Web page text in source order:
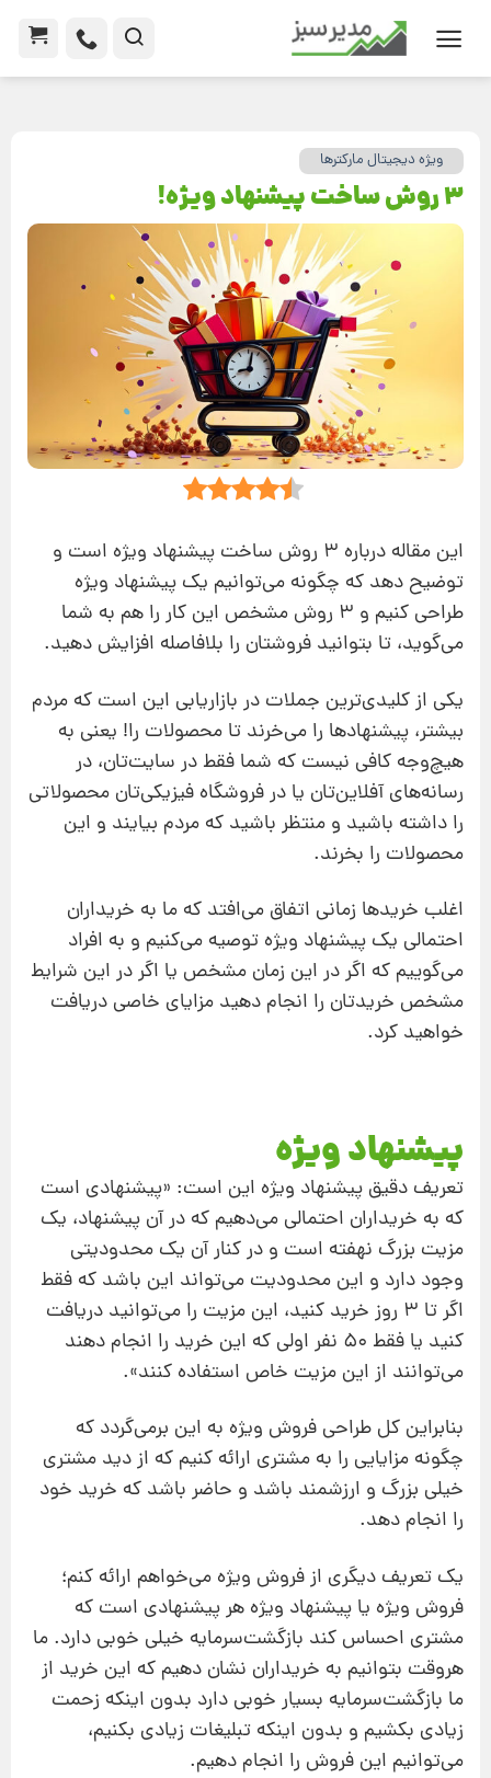
ویژه دیجیتال مارکترها
3 روش ساخت پیشنهاد ویژه!
این مقاله درباره 3 روش ساخت پیشنهاد ویژه است و
توضیح دهد که چگونه می‌توانیم یک پیشنهاد ویژه
طراحی کنیم و 3 روش مشخص این کار را هم به شما
می‌گوید، تا بتوانید فروشتان را بلافاصله افزایش دهید.
یکی از کلیدی‌ترین جملات در بازاریابی این است که مردم
بیشتر، پیشنهادها را می‌خرند تا محصولات را! یعنی به
هیچ‌وجه کافی نیست که شما فقط در سایت‌تان، در
رسانه‌های آفلاین‌تان یا در فروشگاه فیزیکی‌تان محصولاتی
را داشته باشید و منتظر باشید که مردم بیایند و این
محصولات را بخرند.
اغلب خریدها زمانی اتفاق می‌افتد که ما به خریداران
احتمالی یک پیشنهاد ویژه توصیه می‌کنیم و به افراد
می‌گوییم که اگر در این زمان مشخص یا اگر در این شرایط
مشخص خریدتان را انجام دهید مزایای خاصی دریافت
خواهید کرد.
پیشنهاد ویژه
تعریف دقیق پیشنهاد ویژه این است: «پیشنهادی است
که به خریداران احتمالی می‌دهیم که در آن پیشنهاد، یک
مزیت بزرگ نهفته است و در کنار آن یک محدودیتی
وجود دارد و این محدودیت می‌‌تواند این باشد که فقط
اگر تا 3 روز خرید کنید، این مزیت را می‌توانید دریافت
کنید یا فقط 50 نفر اولی که این خرید را انجام دهند
می‌توانند از این مزیت خاص استفاده کنند».
بنابراین کل طراحی فروش ‌ویژه به این برمی‌گردد که
چگونه مزایایی را به مشتری ارائه کنیم که از دید مشتری
خیلی بزرگ و ارزشمند باشد و حاضر باشد که خرید خود
را انجام دهد.
یک تعریف دیگری از فروش‌ ویژه می‌خواهم ارائه کنم؛
فروش ویژه یا پیشنهاد ویژه هر پیشنهادی است که
مشتری احساس کند بازگشت‌سرمایه خیلی خوبی دارد. ما
هروقت بتوانیم به خریداران نشان دهیم که این خرید از
ما بازگشت‌سرمایه بسیار خوبی دارد بدون اینکه زحمت
زیادی بکشیم و بدون اینکه تبلیغات زیادی بکنیم،‌
می‌توانیم این فروش را انجام دهیم.